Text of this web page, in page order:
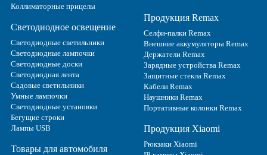
Коллиматорные прицелы
Светодиодное освещение
Светодиодные светильники
Светодиодные лампочки
Светодиодные доски
Светодиодная лента
Садовые светильники
Умные лампочки
Светодиодные установки
Бегущие строки
Лампы USB
Товары для автомобиля
Продукция Remax
Селфи-палки Remax
Внешние аккумуляторы Remax
Держатели Remax
Зарядные устройства Remax
Защитные стекла Remax
Кабели Remax
Наушники Remax
Портативные колонки Remax
Продукция Xiaomi
Рюкзаки Xiaomi